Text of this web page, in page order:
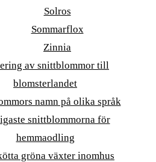
Solros
Sommarflox
Zinnia
av snittblommor till
blomsterlandet
namn på olika språk
snittblommorna för
hemmaodling
gröna växter inomhus